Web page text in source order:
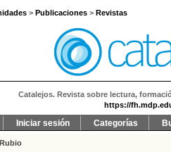
> Publicaciones > Revistas
Catalejos. Revista sobre lectura,
https://
Iniciar sesión Categorías
Rubio